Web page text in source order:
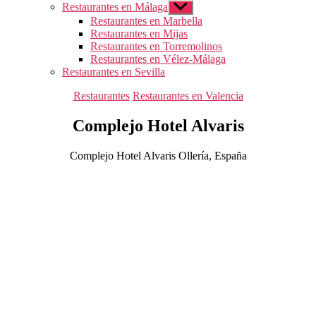
Restaurantes en Málaga Mostrar
el
submenú
Restaurantes en Marbella
Restaurantes en Mijas
Restaurantes en Torremolinos
Restaurantes en Vélez-Málaga
Restaurantes en Sevilla
Categorías
Restaurantes Restaurantes en Valencia
Complejo Hotel Alvaris
Complejo Hotel Alvaris Ollería, España